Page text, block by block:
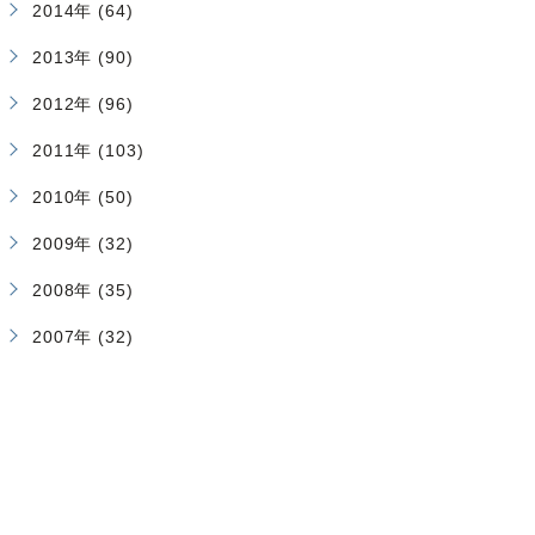
2014年 (64)
2013年 (90)
2012年 (96)
2011年 (103)
2010年 (50)
2009年 (32)
2008年 (35)
2007年 (32)